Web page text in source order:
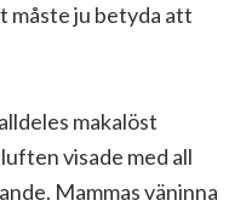
måste ju betyda att
makalöst
visade med all
Mammas väninna